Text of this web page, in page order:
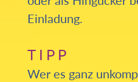
Einladung.
TIPP
Wer es ganz